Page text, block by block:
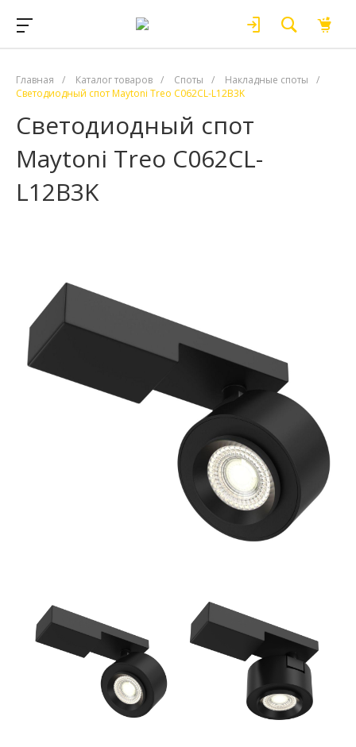
Главная / Каталог товаров / Споты / Накладные споты
/
Светодиодный спот Maytoni Treo C062CL-L12B3K
Светодиодный спот
Maytoni Treo C062CL-
L12B3K